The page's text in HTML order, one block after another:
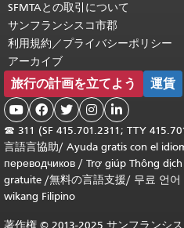
SFMTAとの取引について
サンフランシスコ市郡
利用規約／プライバシーポリシー
アーカイブ
旅行の計画を立てよう 運賃
    
☎ 311 (SF 415.701.2311; TTY
言語言協助/ Ayuda gratis con el
переводчиков / Trợ giúp Thông
gratuite /無料の言語支援/ 무료 언어
wikang Filipino
著作権 © 2013-2025 サンフランシ